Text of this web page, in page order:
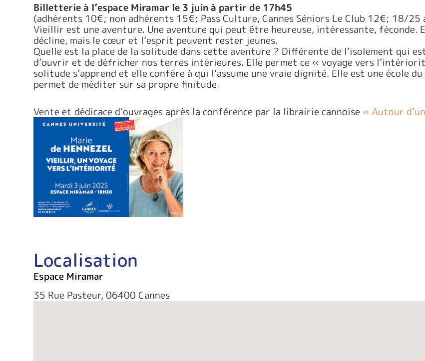
Billetterie à l’espace Miramar le 3 juin à partir de 17h45
(adhérents 10€; non adhérents 15€; Pass Culture, Cannes Séniors Le Club 12€; 18/
Vieillir est une aventure. Une aventure qui peut être heureuse, intéressante, féconde.
décline, mais le cœur et l’esprit peuvent rester jeunes.
Quelle est la place de la solitude dans cette aventure ? Différente de l’isolement qui
d’ouvrir et de défricher nos terres intérieures. Elle permet ce « voyage vers
solitude s’apprend et elle confère à qui l’assume une vraie dignité. Elle est une école
permet de méditer sur sa propre finitude.
Vente et dédicace d’ouvrages après la conférence par la librairie cannoise « Autour
Localisation
Espace Miramar
35 Rue Pasteur, 06400 Cannes